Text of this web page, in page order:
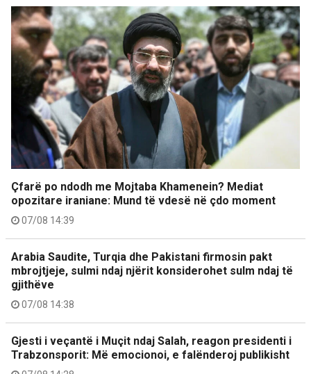
Çfarë po ndodh me Mojtaba Khamenein? Mediat
opozitare iraniane: Mund të vdesë në çdo moment
07/08 14:39
Arabia Saudite, Turqia dhe Pakistani firmosin pakt
mbrojtjeje, sulmi ndaj njërit konsiderohet sulm ndaj të
gjithëve
07/08 14:38
Gjesti i veçantë i Muçit ndaj Salah, reagon presidenti i
Trabzonsporit: Më emocionoi, e falënderoj publikisht